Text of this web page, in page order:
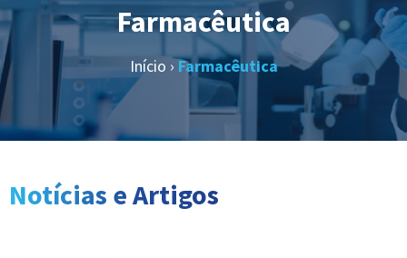
Farmacêutica
Início ›Farmacêutica
Notícias e Artigos